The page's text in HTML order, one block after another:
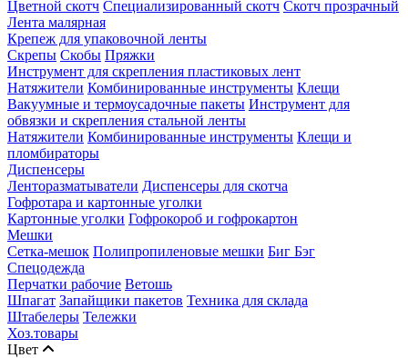
Цветной скотч Специализированный скотч Скотч прозрачный
Лента малярная
Крепеж для упаковочной ленты
Скрепы Скобы Пряжки
Инструмент для скрепления пластиковых лент
Натяжители Комбинированные инструменты Клещи
Вакуумные и термоусадочные пакеты Инструмент для
обвязки и скрепления стальной ленты
Натяжители Комбинированные инструменты Клещи и
пломбираторы
Диспенсеры
Ленторазматыватели Диспенсеры для скотча
Гофротара и картонные уголки
Картонные уголки Гофрокороб и гофрокартон
Мешки
Сетка-мешок Полипропиленовые мешки Биг Бэг
Спецодежда
Перчатки рабочие Ветошь
Шпагат Запайщики пакетов Техника для склада
Штабелеры Тележки
Хоз.товары
Цвет